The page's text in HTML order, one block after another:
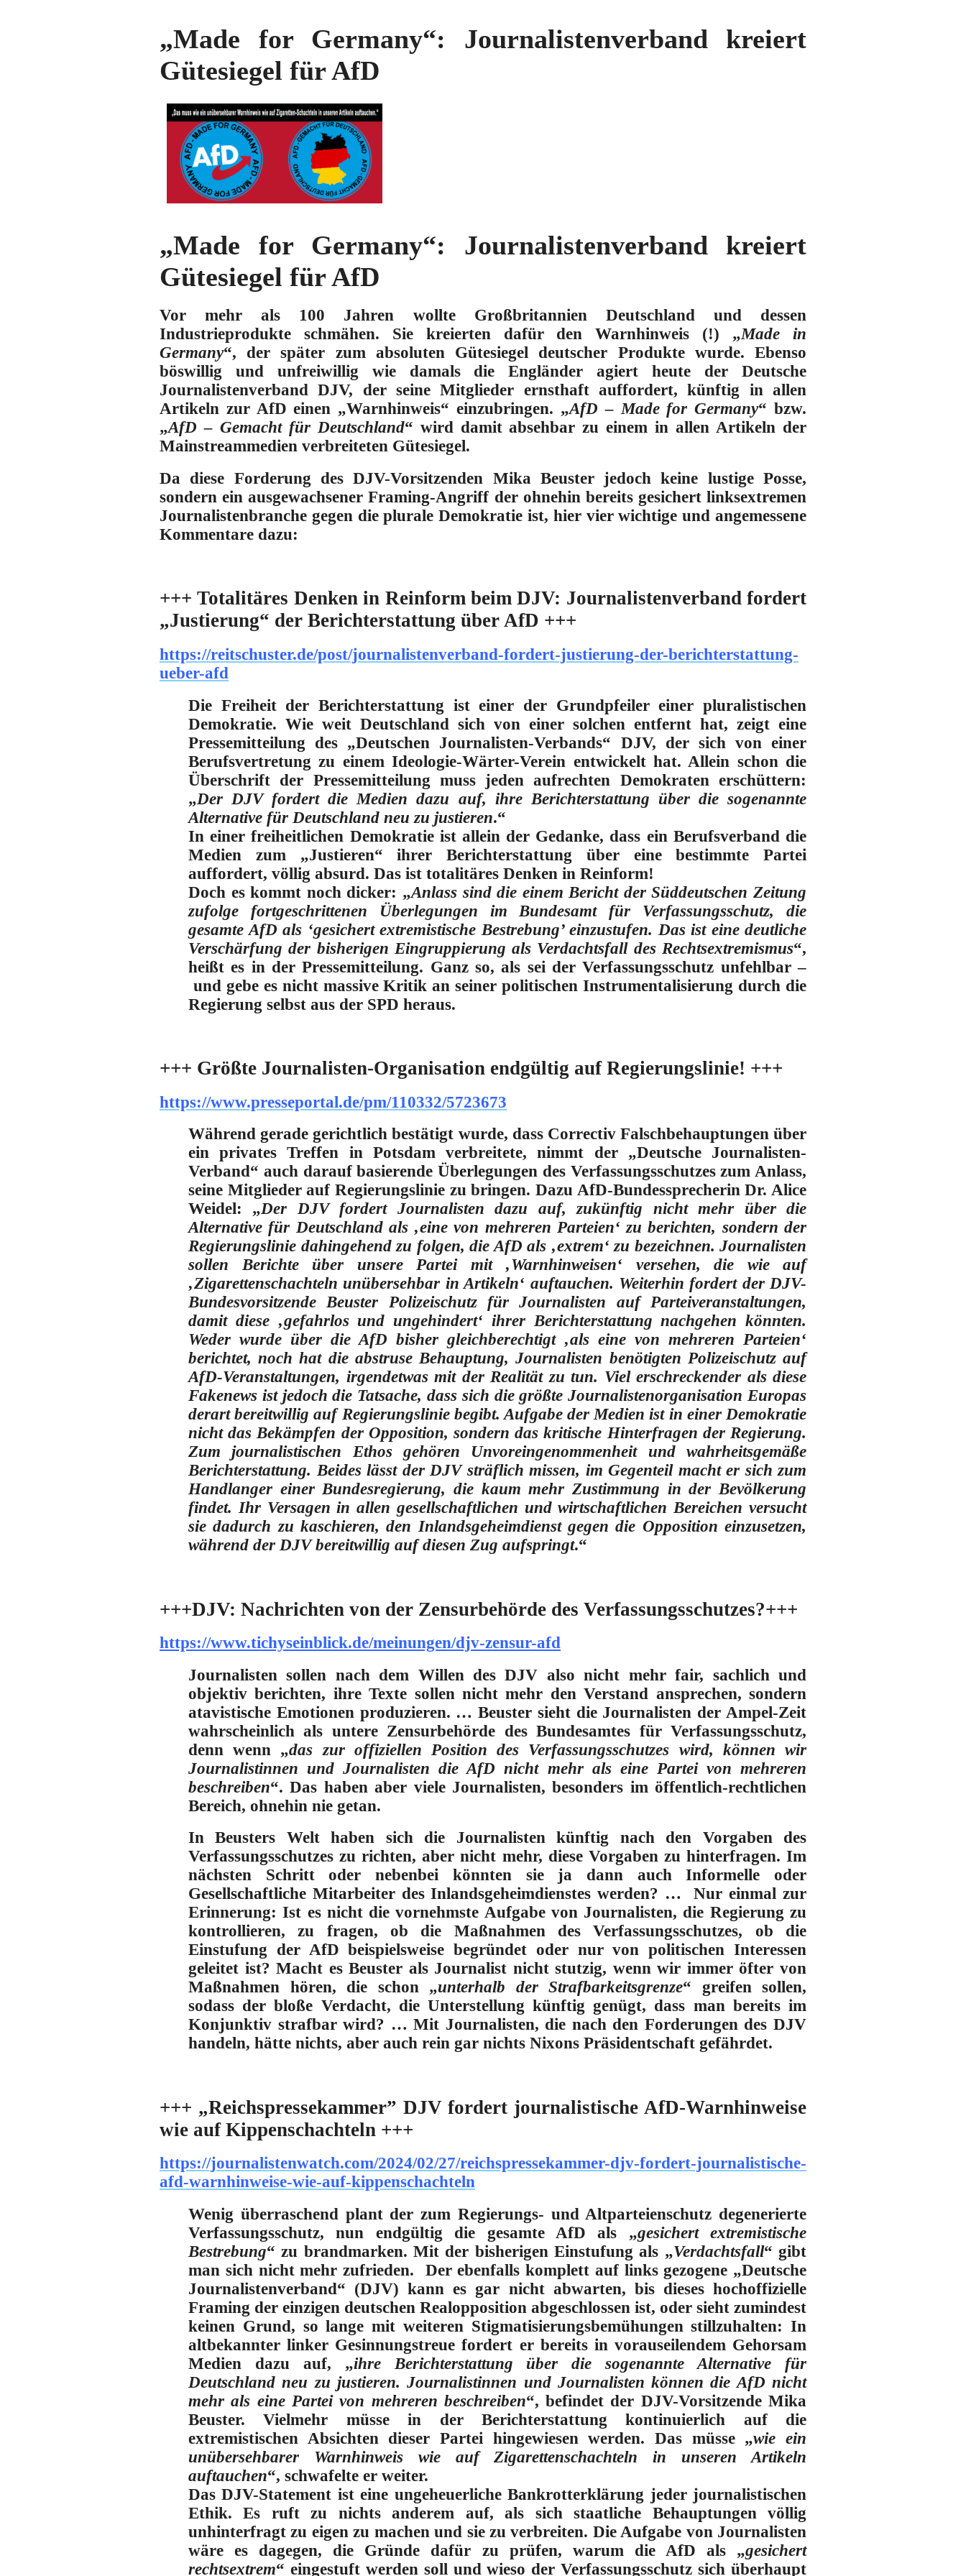
„Made for Germany“: Journalistenverband kreiert
Gütesiegel für AfD
„Made for Germany“: Journalistenverband kreiert
Gütesiegel für AfD
Vor mehr als 100 Jahren wollte Großbritannien Deutschland und dessen
Industrieprodukte schmähen. Sie kreierten dafür den Warnhinweis (!) „Made in
Germany“, der später zum absoluten Gütesiegel deutscher Produkte wurde. Ebenso
böswillig und unfreiwillig wie damals die Engländer agiert heute der Deutsche
Journalistenverband DJV, der seine Mitglieder ernsthaft auffordert, künftig in allen
Artikeln zur AfD einen „Warnhinweis“ einzubringen. „AfD – Made for Germany“ bzw.
„AfD – Gemacht für Deutschland“ wird damit absehbar zu einem in allen Artikeln der
Mainstreammedien verbreiteten Gütesiegel.
Da diese Forderung des DJV-Vorsitzenden Mika Beuster jedoch keine lustige Posse,
sondern ein ausgewachsener Framing-Angriff der ohnehin bereits gesichert linksextremen
Journalistenbranche gegen die plurale Demokratie ist, hier vier wichtige und angemessene
Kommentare dazu:
+++ Totalitäres Denken in Reinform beim DJV: Journalistenverband fordert
„Justierung“ der Berichterstattung über AfD +++
https://reitschuster.de/post/journalistenverband-fordert-justierung-der-berichterstattung-
ueber-afd
Die Freiheit der Berichterstattung ist einer der Grundpfeiler einer pluralistischen
Demokratie. Wie weit Deutschland sich von einer solchen entfernt hat, zeigt eine
Pressemitteilung des „Deutschen Journalisten-Verbands“ DJV, der sich von einer
Berufsvertretung zu einem Ideologie-Wärter-Verein entwickelt hat. Allein schon die
Überschrift der Pressemitteilung muss jeden aufrechten Demokraten erschüttern:
„Der DJV fordert die Medien dazu auf, ihre Berichterstattung über die sogenannte
Alternative für Deutschland neu zu justieren.“
In einer freiheitlichen Demokratie ist allein der Gedanke, dass ein Berufsverband die
Medien zum „Justieren“ ihrer Berichterstattung über eine bestimmte Partei
auffordert, völlig absurd. Das ist totalitäres Denken in Reinform!
Doch es kommt noch dicker: „Anlass sind die einem Bericht der Süddeutschen Zeitung
zufolge fortgeschrittenen Überlegungen im Bundesamt für Verfassungsschutz, die
gesamte AfD als ‘gesichert extremistische Bestrebung’ einzustufen. Das ist eine deutliche
Verschärfung der bisherigen Eingruppierung als Verdachtsfall des Rechtsextremismus“,
heißt es in der Pressemitteilung. Ganz so, als sei der Verfassungsschutz unfehlbar –
und gebe es nicht massive Kritik an seiner politischen Instrumentalisierung durch die
Regierung selbst aus der SPD heraus.
+++ Größte Journalisten-Organisation endgültig auf Regierungslinie! +++
https://www.presseportal.de/pm/110332/5723673
Während gerade gerichtlich bestätigt wurde, dass Correctiv Falschbehauptungen über
ein privates Treffen in Potsdam verbreitete, nimmt der „Deutsche Journalisten-
Verband“ auch darauf basierende Überlegungen des Verfassungsschutzes zum Anlass,
seine Mitglieder auf Regierungslinie zu bringen. Dazu AfD-Bundessprecherin Dr. Alice
Weidel: „Der DJV fordert Journalisten dazu auf, zukünftig nicht mehr über die
Alternative für Deutschland als ‚eine von mehreren Parteien‘ zu berichten, sondern der
Regierungslinie dahingehend zu folgen, die AfD als ‚extrem‘ zu bezeichnen. Journalisten
sollen Berichte über unsere Partei mit ‚Warnhinweisen‘ versehen, die wie auf
‚Zigarettenschachteln unübersehbar in Artikeln‘ auftauchen. Weiterhin fordert der DJV-
Bundesvorsitzende Beuster Polizeischutz für Journalisten auf Parteiveranstaltungen,
damit diese ‚gefahrlos und ungehindert‘ ihrer Berichterstattung nachgehen könnten.
Weder wurde über die AfD bisher gleichberechtigt ‚als eine von mehreren Parteien‘
berichtet, noch hat die abstruse Behauptung, Journalisten benötigten Polizeischutz auf
AfD-Veranstaltungen, irgendetwas mit der Realität zu tun. Viel erschreckender als diese
Fakenews ist jedoch die Tatsache, dass sich die größte Journalistenorganisation Europas
derart bereitwillig auf Regierungslinie begibt. Aufgabe der Medien ist in einer Demokratie
nicht das Bekämpfen der Opposition, sondern das kritische Hinterfragen der Regierung.
Zum journalistischen Ethos gehören Unvoreingenommenheit und wahrheitsgemäße
Berichterstattung. Beides lässt der DJV sträflich missen, im Gegenteil macht er sich zum
Handlanger einer Bundesregierung, die kaum mehr Zustimmung in der Bevölkerung
findet. Ihr Versagen in allen gesellschaftlichen und wirtschaftlichen Bereichen versucht
sie dadurch zu kaschieren, den Inlandsgeheimdienst gegen die Opposition einzusetzen,
während der DJV bereitwillig auf diesen Zug aufspringt.“
+++DJV: Nachrichten von der Zensurbehörde des Verfassungsschutzes?+++
https://www.tichyseinblick.de/meinungen/djv-zensur-afd
Journalisten sollen nach dem Willen des DJV also nicht mehr fair, sachlich und
objektiv berichten, ihre Texte sollen nicht mehr den Verstand ansprechen, sondern
atavistische Emotionen produzieren. … Beuster sieht die Journalisten der Ampel-Zeit
wahrscheinlich als untere Zensurbehörde des Bundesamtes für Verfassungsschutz,
denn wenn „das zur offiziellen Position des Verfassungsschutzes wird, können wir
Journalistinnen und Journalisten die AfD nicht mehr als eine Partei von mehreren
beschreiben“. Das haben aber viele Journalisten, besonders im öffentlich-rechtlichen
Bereich, ohnehin nie getan.
In Beusters Welt haben sich die Journalisten künftig nach den Vorgaben des
Verfassungsschutzes zu richten, aber nicht mehr, diese Vorgaben zu hinterfragen. Im
nächsten Schritt oder nebenbei könnten sie ja dann auch Informelle oder
Gesellschaftliche Mitarbeiter des Inlandsgeheimdienstes werden? … Nur einmal zur
Erinnerung: Ist es nicht die vornehmste Aufgabe von Journalisten, die Regierung zu
kontrollieren, zu fragen, ob die Maßnahmen des Verfassungsschutzes, ob die
Einstufung der AfD beispielsweise begründet oder nur von politischen Interessen
geleitet ist?Macht es Beuster als Journalist nicht stutzig, wenn wir immer öfter von
Maßnahmen hören, die schon „unterhalb der Strafbarkeitsgrenze“ greifen sollen,
sodass der bloße Verdacht, die Unterstellung künftig genügt, dass man bereits im
Konjunktiv strafbar wird? … Mit Journalisten, die nach den Forderungen des DJV
handeln, hätte nichts, aber auch rein gar nichts Nixons Präsidentschaft gefährdet.
+++ „Reichspressekammer” DJV fordert journalistische AfD-Warnhinweise
wie auf Kippenschachteln +++
https://journalistenwatch.com/2024/02/27/reichspressekammer-djv-fordert-journalistische-
afd-warnhinweise-wie-auf-kippenschachteln
Wenig überraschend plant der zum Regierungs- und Altparteienschutz degenerierte
Verfassungsschutz, nun endgültig die gesamte AfD als „gesichert extremistische
Bestrebung“ zu brandmarken. Mit der bisherigen Einstufung als „Verdachtsfall“ gibt
man sich nicht mehr zufrieden. Derebenfalls komplett auf links gezogene „Deutsche
Journalistenverband“ (DJV) kann es gar nicht abwarten, bis dieses hochoffizielle
Framing der einzigen deutschen Realopposition abgeschlossen ist, oder sieht zumindest
keinen Grund, so lange mit weiteren Stigmatisierungsbemühungen stillzuhalten: In
altbekannter linker Gesinnungstreue fordert er bereits in vorauseilendem Gehorsam
Medien dazu auf, „ihre Berichterstattung über die sogenannte Alternative für
Deutschland neu zu justieren. Journalistinnen und Journalisten können die AfD nicht
mehr als eine Partei von mehreren beschreiben“, befindet der DJV-Vorsitzende Mika
Beuster. Vielmehr müsse in der Berichterstattung kontinuierlich auf die
extremistischen Absichten dieser Partei hingewiesen werden. Das müsse „wie ein
unübersehbarer Warnhinweis wie auf Zigarettenschachteln in unseren Artikeln
auftauchen“, schwafelte er weiter.
Das DJV-Statement ist eine ungeheuerliche Bankrotterklärung jeder journalistischen
Ethik. Es ruft zu nichts anderem auf, als sich staatliche Behauptungen völlig
unhinterfragt zu eigen zu machen und sie zu verbreiten. Die Aufgabe von Journalisten
wäre es dagegen, die Gründe dafür zu prüfen, warum die AfD als „gesichert
rechtsextrem“ eingestuft werden soll und wieso der Verfassungsschutz sich überhaupt